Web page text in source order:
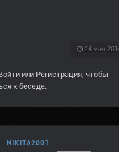
24 мая
или Регистрация, чтобы
к беседе.
NIKITA2001